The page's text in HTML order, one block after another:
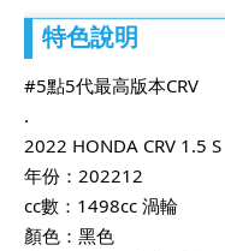
特色說明
#5點5代最高版本CRV
.
2022 HONDA CRV 1.5 S
年份：202212
cc數：1498cc 渦輪
顏色：黑色